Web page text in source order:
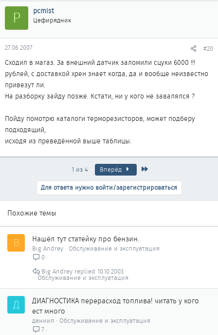
P pcmist
Цефирядник
27.06.2007 #20
Сходил в магаз. За внешний датчик заломили сцуки 6000 !!!
рублей, с доставкой хрен знает когда, да и вообще неизвестно
привезут ли.
На разборку зайду позже. Кстати, ни у кого не завалялся ?
Пойду помотрю каталоги терморезисторов, может подберу
подходящий,
исходя из преведённой выше таблицы.
1 из 4 Вперёд
Для ответа нужно войти/зарегистрироваться
Похожие темы
B Нашёл тут статейку про бензин.
Big Andrey
Обслуживание и эксплуатация
0
Обслуживание и эксплуатация
10.10.2003
Big Andrey
Д
ДИАГНОСТИКА перерасход топлива! читать у кого
ест много
даниил
Обслуживание и эксплуатация
7